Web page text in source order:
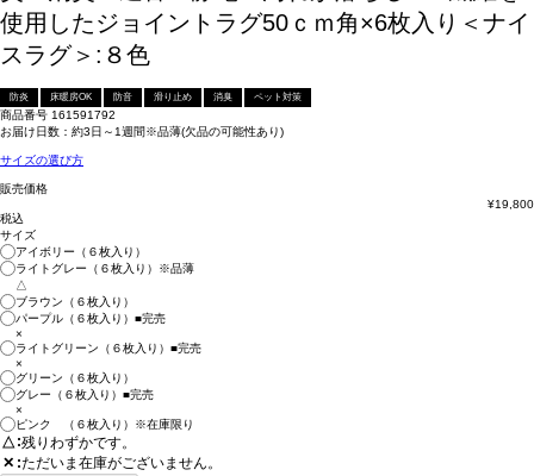
使用したジョイントラグ50ｃｍ角×6枚入り＜ナイ
スラグ＞:８色
防炎 床暖房OK 防音 滑り止め 消臭 ペット対策
商品番号 161591792
お届け日数：約3日～1週間※品薄(欠品の可能性あり)
サイズの選び方
販売価格
¥19,800
税込
サイズ
アイボリー（６枚入り）
ライトグレー（６枚入り）※品薄
△
ブラウン（６枚入り）
パープル（６枚入り）■完売
×
ライトグリーン（６枚入り）■完売
×
グリーン（６枚入り）
グレー（６枚入り）■完売
×
ピンク （６枚入り）※在庫限り
△ 残りわずかです。
✕ ただいま在庫がございません。